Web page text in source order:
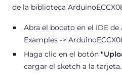
de la biblioteca
Abra el boceto en el IDE
Examples ->
Haga clic en el botón
cargar el sketch a la tarjeta.